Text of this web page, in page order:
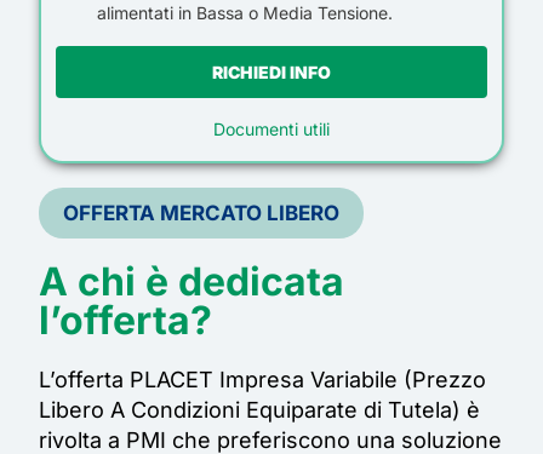
OFFERTA MERCATO LIBERO
A chi è dedicata
l’offerta?
L’offerta PLACET Impresa Variabile (Prezzo
Libero A Condizioni Equiparate di Tutela) è
rivolta a PMI che preferiscono una soluzione
alimentati in Bassa o Media Tensione.
RICHIEDI INFO
Documenti utili